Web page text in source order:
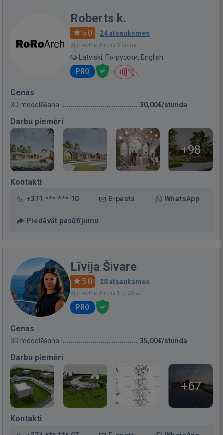
Roberts k.
5.0 · 24 atsauksmes
Bija vietnē: Pirms 3 dienām
Latviski, По-русски, English
PRO
Cenas
3D modelēšana 30,00€/stunda
Darbu piemēri
+98
Kontakti
+371 *** *** 10 E-pasts WhatsApp
Piedāvāt pasūtījumu
Līvija Šivare
5.0 · 28 atsauksmes
Bija vietnē: Pirms 1 d. 23 st.
PRO
Cenas
3D modelēšana 35,00€/stunda
Darbu piemēri
+67
Kontakti